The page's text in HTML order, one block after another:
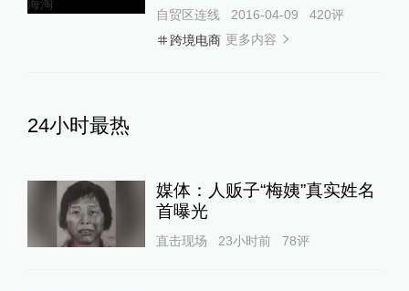
自贸区连线 2016-04-09 420评
跨境电商 更多内容
24小时最热
媒体：人贩子“梅姨”真实姓名
首曝光
直击现场 23小时前 78评